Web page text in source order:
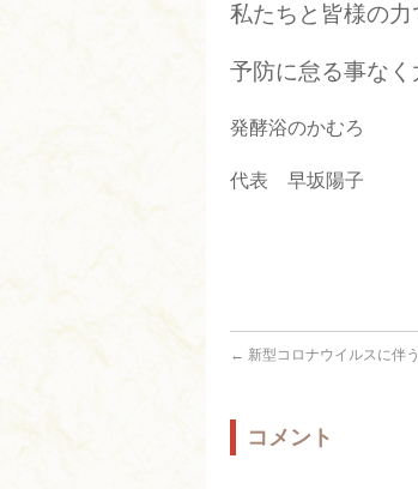
私たちと皆様の力
予防に怠る事なく
発酵浴のかむろ
代表 早坂陽子
← 新型コロナウイルスに伴
コメント